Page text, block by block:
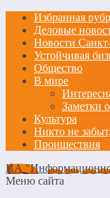
Избранная
Деловые
Новости
Устойчивая
Общество
В мире
Заметки
Культура
Никто не
Проишествия
ИА
Меню сайта